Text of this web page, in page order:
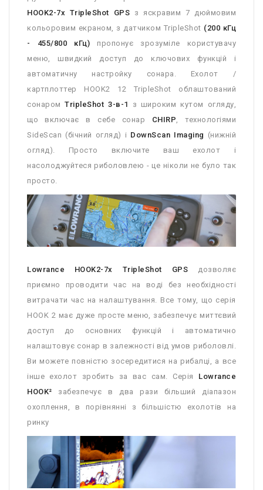
HOOK2-7x TripleShot GPS з яскравим 7 дюймовим
кольоровим екраном, з датчиком TripleShot (200 кГц
- 455/800 кГц) пропонує зрозуміле користувачу
меню, швидкий доступ до ключових функцій і
автоматичну настройку сонара. Ехолот /
картплоттер HOOK2 12 TripleShot облаштований
сонаромTripleShot 3-в-1
з широким кутом огляду,
що включає в себе сонар CHIRP, технологіями
SideScan (бічний огляд) і DownScan Imaging (нижній
огляд). Просто включите ваш ехолот і
насолоджуйтеся риболовлею - це ніколи не було так
просто.
Lowrance HOOK2-7x TripleShot GPS дозволяє
приємно проводити час на воді без необхідності
витрачати час на налаштування. Все тому, що серія
HOOK 2 має дуже просте меню, забезпечує миттєвий
доступ до основних функцій і автоматично
налаштовує сонар в залежності від умов риболовлі.
Ви можете повністю зосередитися на рибалці, а все
інше ехолот зробить за вас сам. Серія Lowrance
HOOK² забезпечує в два рази більший діапазон
охоплення, в порівнянні з більшістю ехолотів на
ринку